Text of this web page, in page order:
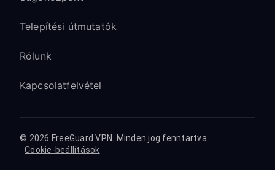
Telepítési útmutatók
Rólunk
Kapcsolatfelvétel
© 2026 FreeGuard VPN. Minden jog fenntartva.
Cookie-beállítások